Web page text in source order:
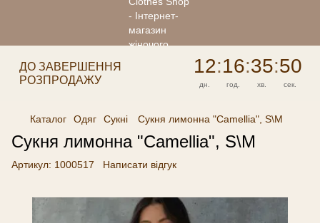
ДО ЗАВЕРШЕННЯ
РОЗПРОДАЖУ
12:16:35:50
дн. год. хв. сек.
Каталог Одяг Сукні Сукня лимонна "Сamellia", S\M
Сукня лимонна "Сamellia", S\M
Артикул: 1000517 Написати відгук